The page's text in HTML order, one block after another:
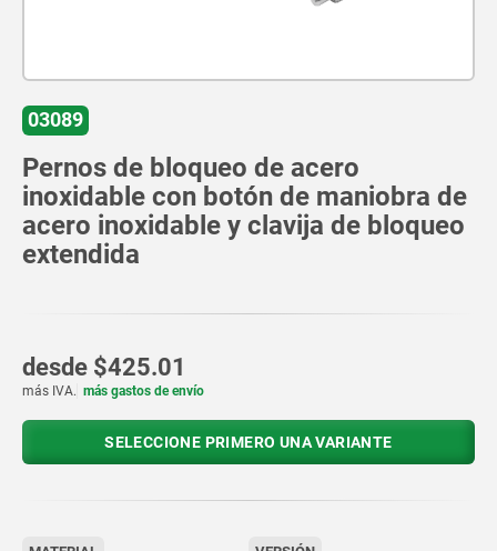
03089
Pernos de bloqueo de acero
inoxidable con botón de maniobra de
acero inoxidable y clavija de bloqueo
extendida
desde $425.01
más IVA. más gastos de envío
SELECCIONE PRIMERO UNA VARIANTE